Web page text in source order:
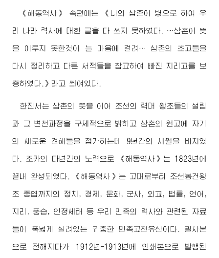
《해동역사》 속편에는 《나의 삼촌이 병으로 하여 우
리 나라 력사에 대한 글을 다 쓰지 못하였다. …삼촌이 뜻
을 이루지 못한것이 늘 마음에 걸려… 삼촌의 초고들을
다시 정리하고 다른 서적들을 참고하여 빠진 지리고를 보
충하였다.》라고 씌여있다.
한진서는 삼촌의 뜻을 이어 조선의 력대 왕조들의 설립
과 그 변천과정을 구체적으로 밝히고 삼촌의 원고에 자기
의 새로운 견해들을 첨가하는데 9년간의 세월을 바치였
다. 조카의 다년간의 노력으로 《해동역사》는 1823년에
끝내 완성되였다. 《해동역사》는 고대로부터 조선봉건왕
조 중엽까지의 정치, 경제, 문화, 군사, 외교, 법률, 언어,
지리, 풍습, 인정세태 등 우리 민족의 력사와 관련된 자료
들이 폭넓게 실려있는 귀중한 민족고전유산이다. 필사본
으로 전해지다가 1912년-1913년에 인쇄본으로 발행된